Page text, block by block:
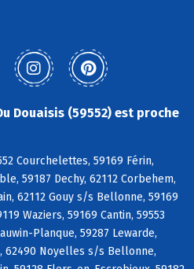
Douaisis (59552) est proche
Courchelettes, 59169 Férin,
59187 Dechy, 62112 Corbehem,
62112 Gouy s/s Bellonne, 59169
Waziers, 59169 Cantin, 59553
Planque, 59287 Lewarde,
62490 Noyelles s/s Bellonne,